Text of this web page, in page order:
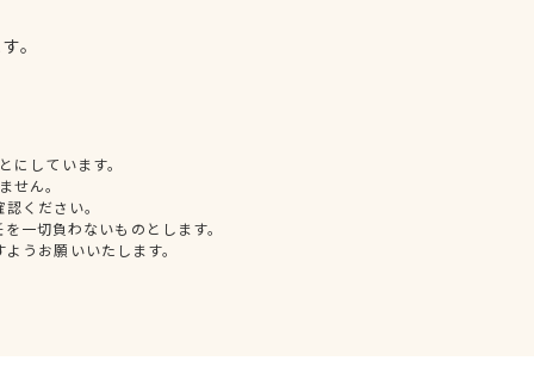
。
しています。
せん。
ください。
一切負わないものとします。
うお願いいたします。